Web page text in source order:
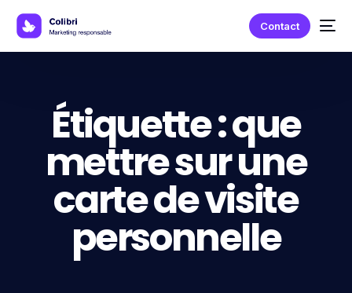
Contact
Étiquette :que
mettre sur une
carte de visite
personnelle